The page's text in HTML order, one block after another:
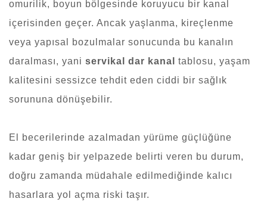
omurilik, boyun bölgesinde koruyucu bir kanal
içerisinden geçer. Ancak yaşlanma, kireçlenme
veya yapısal bozulmalar sonucunda bu kanalın
daralması, yani servikal dar kanal
tablosu, yaşam
kalitesini sessizce tehdit eden ciddi bir sağlık
sorununa dönüşebilir.
El becerilerinde azalmadan yürüme güçlüğüne
kadar geniş bir yelpazede belirti veren bu durum,
doğru zamanda müdahale edilmediğinde kalıcı
hasarlara yol açma riski taşır.